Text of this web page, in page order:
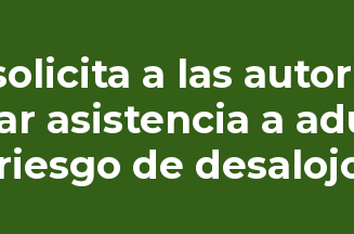
a las
asistencia a
de